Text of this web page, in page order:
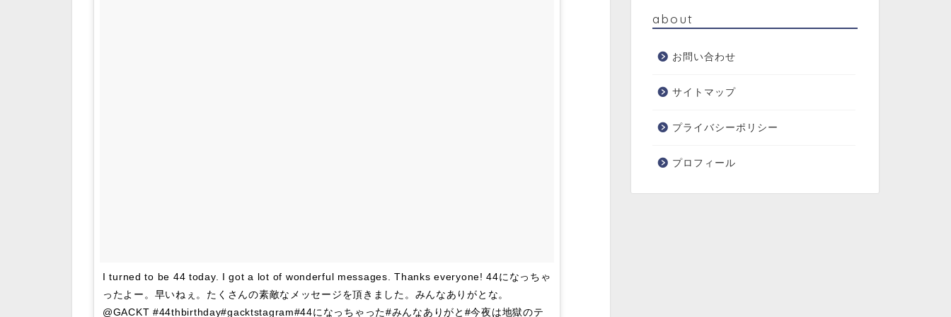
I turned to be 44 today. I got a lot of wonderful messages. Thanks everyone! 44になっちゃ
ったよー。早いねぇ。たくさんの素敵なメッセージを頂きました。みんなありがとな。
@GACKT #44thbirthday#gacktstagram#44になっちゃった#みんなありがと#今夜は地獄のテ
about
お問い合わせ
サイトマップ
プライバシーポリシー
プロフィール